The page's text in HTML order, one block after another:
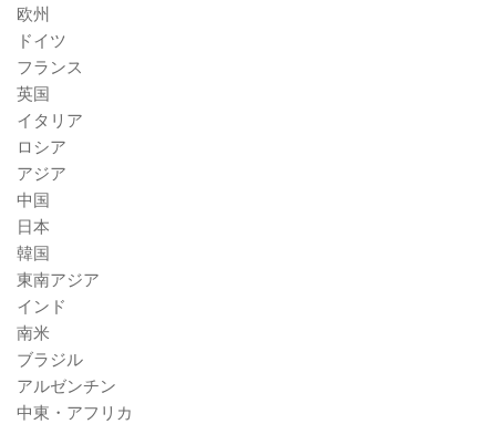
欧州
ドイツ
フランス
英国
イタリア
ロシア
アジア
中国
日本
韓国
東南アジア
インド
南米
ブラジル
アルゼンチン
中東・アフリカ